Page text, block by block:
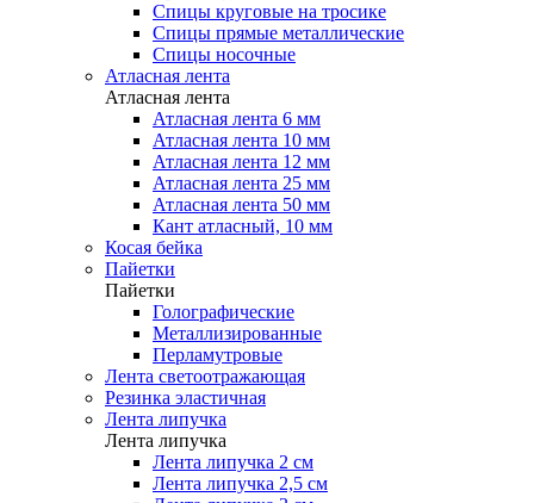
Спицы круговые на тросике
Спицы прямые металлические
Спицы носочные
Атласная лента
Атласная лента
Атласная лента 6 мм
Атласная лента 10 мм
Атласная лента 12 мм
Атласная лента 25 мм
Атласная лента 50 мм
Кант атласный, 10 мм
Косая бейка
Пайетки
Пайетки
Голографические
Металлизированные
Перламутровые
Лента светоотражающая
Резинка эластичная
Лента липучка
Лента липучка
Лента липучка 2 см
Лента липучка 2,5 см